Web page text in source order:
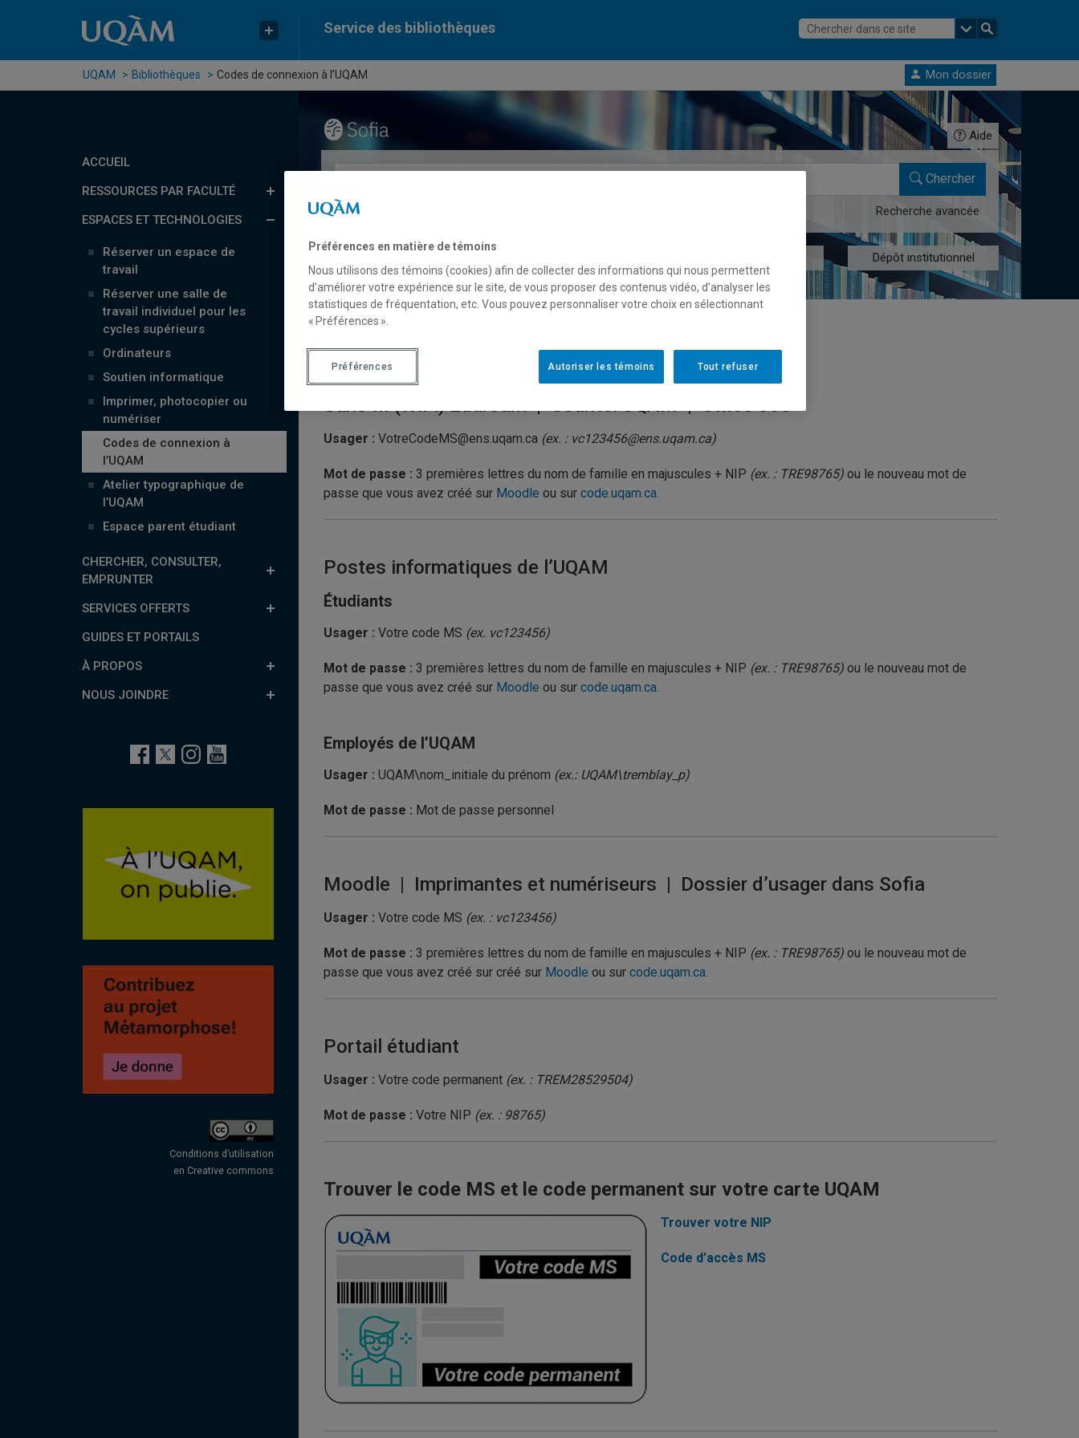
Service des bibliothèques
UQAM Bibliothèques Codes de connexion à l’UQAM Mon dossier
ACCUEIL
RESSOURCES PAR FACULTÉ
ESPACES ET TECHNOLOGIES
Réserver un espace de
travail
Réserver une salle de
travail individuel pour les
cycles supérieurs
Ordinateurs
Soutien informatique
Imprimer, photocopier ou
numériser
Codes de connexion à
l’UQAM
Atelier typographique de
l’UQAM
Espace parent étudiant
CHERCHER, CONSULTER,
EMPRUNTER
SERVICES OFFERTS
GUIDES ET PORTAILS
À PROPOS
NOUS JOINDRE
Conditions d’utilisation
en Creative commons
Aide
Rechercher dans le catalogue des bibliothèques de l'UQAM Chercher
Réserve Recherche avancée
Dépôt institutionnel
Codes de connexion à l’UQAM
Sans fil (WiFi) Eduroam | Courriel UQAM | Office 365
Usager : VotreCodeMS@ens.uqam.ca (ex. : vc123456@ens.uqam.ca)
Mot de passe : 3 premières lettres du nom de famille en majuscules + NIP (ex. : TRE98765) ou le nouveau mot de
passe que vous avez créé sur Moodle ou sur code.uqam.ca.
Postes informatiques de l’UQAM
Étudiants
Usager : Votre code MS (ex. vc123456)
Mot de passe : 3 premières lettres du nom de famille en majuscules + NIP (ex. : TRE98765) ou le nouveau mot de
passe que vous avez créé sur Moodle ou sur code.uqam.ca.
Employés de l’UQAM
Usager : UQAM\nom_initiale du prénom (ex.: UQAM\tremblay_p)
Mot de passe : Mot de passe personnel
Moodle | Imprimantes et numériseurs | Dossier d’usager dans Sofia
Usager : Votre code MS (ex. : vc123456)
Mot de passe : 3 premières lettres du nom de famille en majuscules + NIP (ex. : TRE98765) ou le nouveau mot de
passe que vous avez créé sur créé sur Moodle ou sur code.uqam.ca.
Portail étudiant
Usager : Votre code permanent (ex. : TREM28529504)
Mot de passe : Votre NIP (ex. : 98765)
Trouver le code MS et le code permanent sur votre carte UQAM
Trouver votre NIP
Code d’accès MS
Préférences en matière de témoins
Nous utilisons des témoins (cookies) afin de collecter des informations qui nous permettent
d’améliorer votre expérience sur le site, de vous proposer des contenus vidéo, d’analyser les
statistiques de fréquentation, etc. Vous pouvez personnaliser votre choix en sélectionnant
« Préférences ».
Tout refuser
Autoriser les témoins
Préférences